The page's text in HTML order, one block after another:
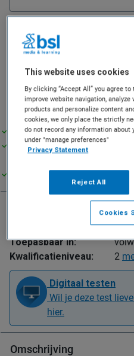
screent zeer snel de mate
zeer geschikt voor
zeer geschikt voor
Toepasbaar in:
Kwalificatieniveau:
2
Digitaal testen
Wil je deze test
hier.
Omschrijving
• Levertijd 2-4 werkdagen
• Geen bezorging op maandag
Deel deze pagina
This website uses cookies
By clicking “Accept All” you agree
improve website navigation,
products and personalize content
cookies, we only place the strictly
do not record any information about
under "manage preferences"
Privacy Statement
Reject All
Cookies